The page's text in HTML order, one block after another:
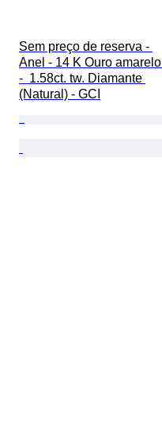
Sem preço de reserva -
Anel - 14 K Ouro amarelo
-  1.58ct. tw. Diamante
(Natural) - GCI